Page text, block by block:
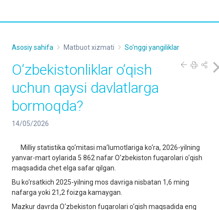
Asosiy sahifa Matbuot xizmati So'nggi yangiliklar
O‘zbekistonliklar o‘qish
uchun qaysi davlatlarga
bormoqda?
14/05/2026
Milliy statistika qo‘mitasi ma’lumotlariga ko‘ra, 2026-yilning
yanvar-mart oylarida 5 862 nafar O‘zbekiston fuqarolari o‘qish
maqsadida chet elga safar qilgan.
Bu ko‘rsatkich 2025-yilning mos davriga nisbatan 1,6 ming
nafarga yoki 21,2 foizga kamaygan.
Mazkur davrda O‘zbekiston fuqarolari o‘qish maqsadida eng